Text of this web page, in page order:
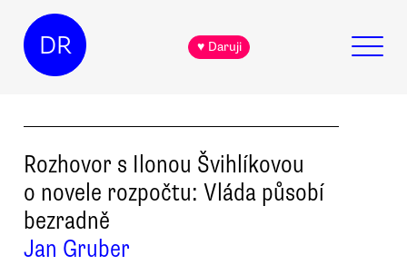
DR ♥ Daruji
Rozhovor s Ilonou Švihlíkovou
o novele rozpočtu: Vláda působí
bezradně
Jan Gruber